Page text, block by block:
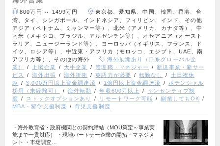
800万円 ～ 1499万円
東京都、愛知県、中国、韓国、香港、台
湾、タイ、シンガポール、インドネシア、フィリピン、インド、その他
アジア（ベトナム、ミャンマー等）、北米（アメリカ、カナダ等）、中
南米（メキシコ、ブラジル、アルゼンチン等）、オセアニア（オースト
ラリア、ニュージーランド等）、ヨーロッパ（イギリス、フランス、ド
イツ、ロシア等）、中近東・アフリカ（モロッコ、エジプト、UAE、南
アフリカ等）、その他の海外
海外展開あり（日系グローバル企
業）
上場企業 大手企業 管理職・マネジャー
新規事業・新サー
ビス
海外出張 海外折衝 英語力が必要 転勤なし
土日祝休
み
3,000万円以上資金調達済 1億円以上資金調達済
ポテンシャル
採用（未経験可）
海外転勤 年収600万以上
インセンティブ制
度
ストックオプションあり リモートワーク可能
副業してもOK
MBA・留学支援制度
育児支援制度
・海外教育省・政府機関との契約締結（MOU策定～事業実
施まで一貫対応） ・現地パートナー企業の開拓・マネジメ
ント ・市場調査…